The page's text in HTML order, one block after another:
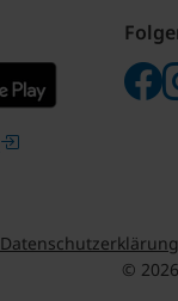
Datenschutzerklärung
©